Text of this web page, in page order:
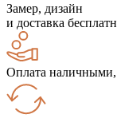
Замер, дизайн
и доставка
Оплата наличными,